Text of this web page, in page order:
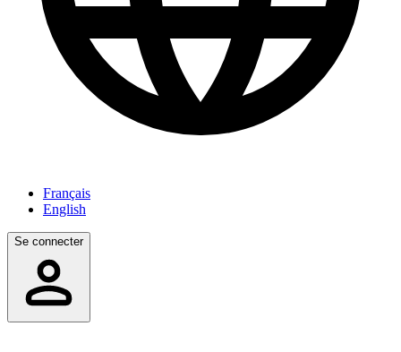
Français
English
Se connecter